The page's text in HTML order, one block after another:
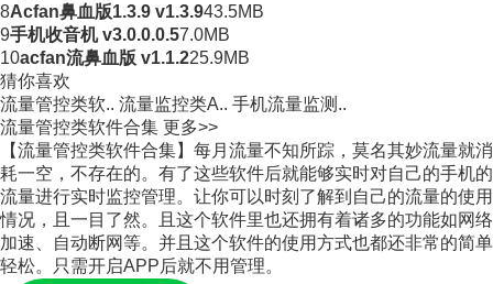
8Acfan鼻血版1.3.9 v1.3.943.5MB
9手机收音机 v3.0.0.0.57.0MB
10acfan流鼻血版 v1.1.225.9MB
猜你喜欢
流量管控类软.. 流量监控类A.. 手机流量监测..
流量管控类软件合集 更多>>
【流量管控类软件合集】每月流量不知所踪，莫名其妙流量就消
耗一空，不存在的。有了这些软件后就能够实时对自己的手机的
流量进行实时监控管理。让你可以时刻了解到自己的流量的使用
情况，且一目了然。且这个软件里也还拥有着诸多的功能如网络
加速、自动断网等。并且这个软件的使用方式也都还非常的简单
轻松。只需开启APP后就不用管理。